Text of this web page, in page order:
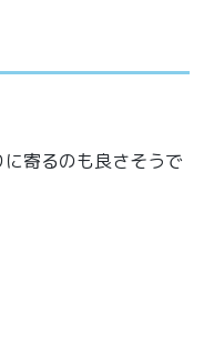
寄るのも良さそうで